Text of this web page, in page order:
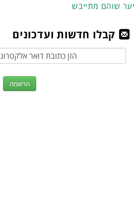
יער שוהם מתייבש
קבלו חדשות ועדכונים